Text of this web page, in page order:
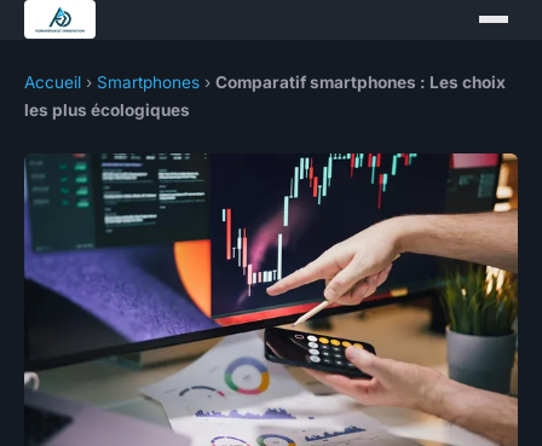
Accueil › Smartphones › Comparatif smartphones : Les choix
les plus écologiques